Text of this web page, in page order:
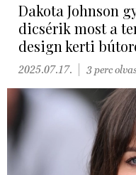
Dakota Johnson
dicsérik most a
design kerti
2025.07.17. 3 perc